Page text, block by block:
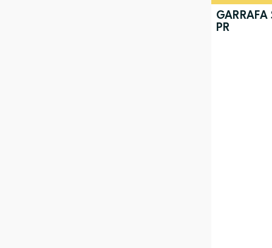
PR